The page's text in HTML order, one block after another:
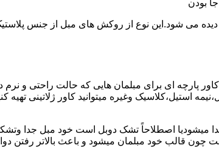
پارچه ای برای مبلمان هایی که حالت راحتی و نرم
استیل،کلاسیک وغیره میتوانید کاور ژلاتینی
میشودیا اصطلاحاً تشک دوبل است خود مبل جدا
چون قالب خود مبلمان میشود و باعث بالاتر رفتن